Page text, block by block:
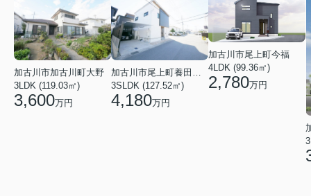
加古川市加古川町大野
3LDK (119.03㎡)
3,600万円
3SLDK (127.52㎡)
4,180万円
加古川市尾上町今福
4LDK (99.36㎡)
2,780万円